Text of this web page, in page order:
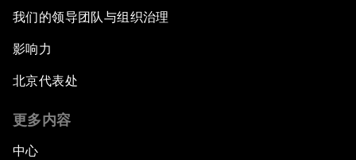
我们的领导团队与组织治理
影响力
北京代表处
更多内容
中心